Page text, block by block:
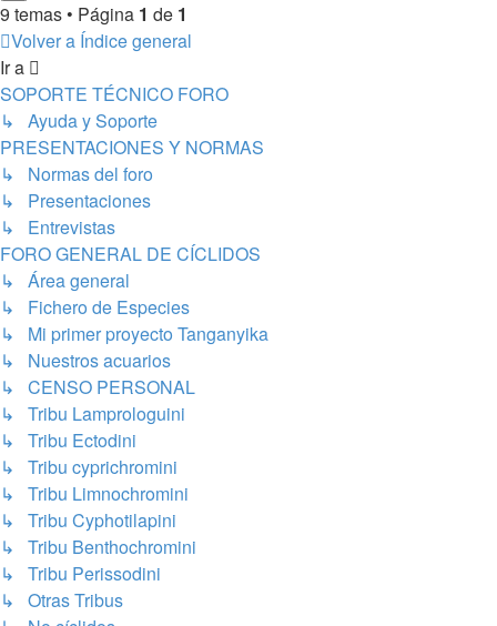
9 temas • Página 1 de 1
Volver a Índice general
Ir a
SOPORTE TÉCNICO FORO
↳ Ayuda y Soporte
PRESENTACIONES Y NORMAS
↳ Normas del foro
↳ Presentaciones
↳ Entrevistas
FORO GENERAL DE CÍCLIDOS
↳ Área general
↳ Fichero de Especies
↳ Mi primer proyecto Tanganyika
↳ Nuestros acuarios
↳ CENSO PERSONAL
↳ Tribu Lamprologuini
↳ Tribu Ectodini
↳ Tribu cyprichromini
↳ Tribu Limnochromini
↳ Tribu Cyphotilapini
↳ Tribu Benthochromini
↳ Tribu Perissodini
↳ Otras Tribus